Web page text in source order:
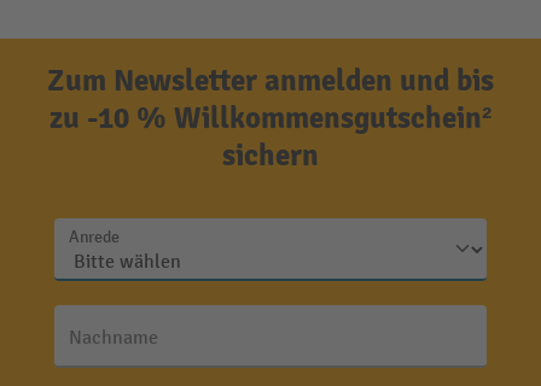
Zum Newsletter anmelden und bis
zu -10 % Willkommensgutschein²
sichern
Anrede
Nachname